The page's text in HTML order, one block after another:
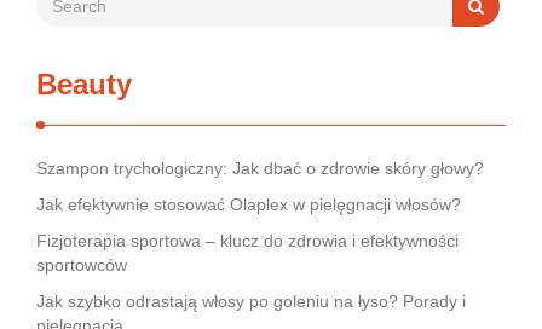
Beauty
Szampon trychologiczny: Jak dbać o zdrowie skóry głowy?
Jak efektywnie stosować Olaplex w pielęgnacji włosów?
Fizjoterapia sportowa – klucz do zdrowia i efektywności
sportowców
Jak szybko odrastają włosy po goleniu na łyso? Porady i